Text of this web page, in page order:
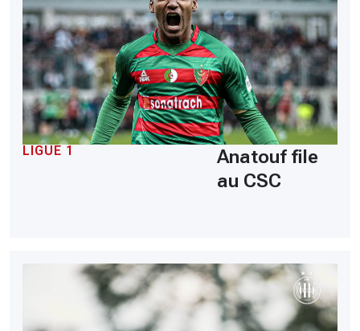
LIGUE 1
Anatouf file
au CSC